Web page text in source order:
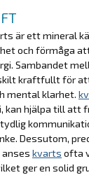
är ett mineral
och förmåga
Sambandet
kraftfullt för
mental klarhet.
kan hjälpa till att
Dessutom,
kvarts ofta
ger en solid